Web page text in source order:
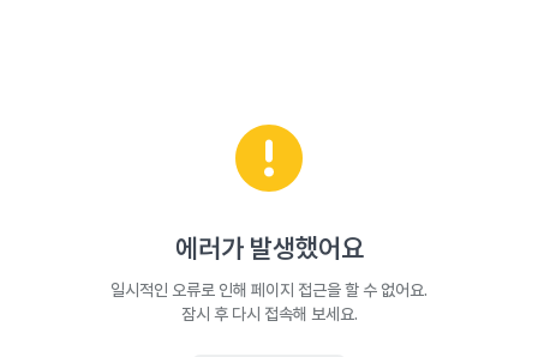
에러가 발생했어요
일시적인 오류로 인해 페이지 접근을 할 수 없어요.
잠시 후 다시 접속해 보세요.